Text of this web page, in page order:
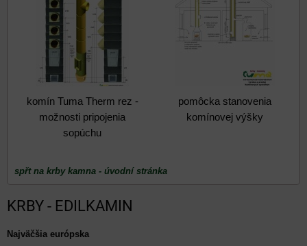
komín Tuma Therm rez -
možnosti pripojenia
sopúchu
pomôcka stanovenia
komínovej výšky
spřt na krby kamna - úvodní stránka
KRBY - EDILKAMIN
Najväčšia európska